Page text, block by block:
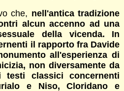
che, nell'antica tradizione
alcun accenno ad una
della vicenda. In
il rapporto fra Davide
all'esperienza di
non diversamente da
classici concernenti
e Niso, Cloridano e